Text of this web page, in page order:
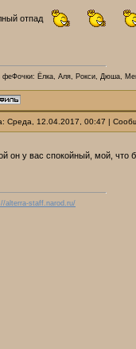
отпад
феФочки: Ёлка, Аля, Рокси, Дюша,
Среда, 12.04.2017, 00:47 |
он у вас спокойный, мой, что
alterra-staff.narod.ru/